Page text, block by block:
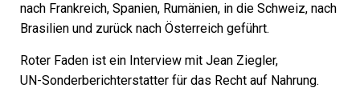
nach Frankreich, Spanien, Rumänien, in die Schweiz, nach
Brasilien und zurück nach Österreich geführt.
Roter Faden ist ein Interview mit Jean Ziegler,
UN-Sonderberichterstatter für das Recht auf Nahrung.